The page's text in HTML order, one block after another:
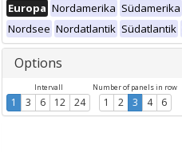
Europa Nordamerika Südamerika
Nordsee Nordatlantik Südatlantik
Options
Intervall
1 3 6 12 24
Number of panels in row
1 2 3 4 6